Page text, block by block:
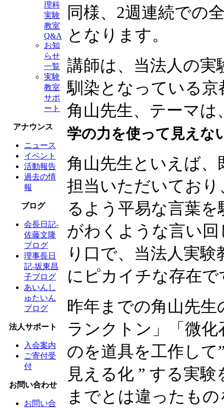
理科
実験
教室
Q&A
お知
らせ
一覧
実験
教室
サポ
ート
アナウンス
ニュース
イベント
活動報告
過去の情
報
ブログ
会長日記-
佐藤文隆
ブログ
理事長日
記-坂東昌
子ブログ
あいんし
ゅたいん
ブログ
法人サポート
入会案内
ご寄付受
付
お問い合わせ
お問い合
同様、2週連続での
となります。
講師は、当法人の実
馴染となっている京
角山先生、テーマは
学の力を使って見えな
角山先生といえば、
担当いただいてお
るよう平易な言葉
がわくような言い
り口で、当法人実
にピカイチな存在で
昨年までの角山先
ランクトン」「微
のを道具を工作して
見える化 ” する実
までとは違ったも